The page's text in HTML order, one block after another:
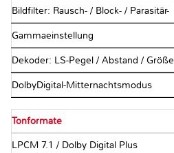
Bildfilter: Rausch- / Block- / Parasitär-
Gammaeinstellung
Dekoder: LS-Pegel / Abstand / Größe
DolbyDigital-Mitternachtsmodus
Tonformate
LPCM 7.1 / Dolby Digital Plus